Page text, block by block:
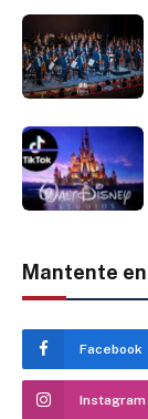
Mantente
Facebook
Instagram